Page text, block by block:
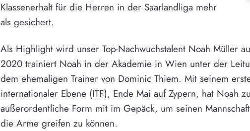
Klassenerhalt für die Herren in der Saarlandliga mehr
als gesichert.
Als Highlight wird unser Top-Nachwuchstalent Noah Müller
2020 trainiert Noah in der Akademie in Wien unter der
dem ehemaligen Trainer von Dominic Thiem. Mit seinem
internationaler Ebene (ITF), Ende Mai auf Zypern, hat Noah
außerordentliche Form mit im Gepäck, um seinen
die Arme greifen zu können.